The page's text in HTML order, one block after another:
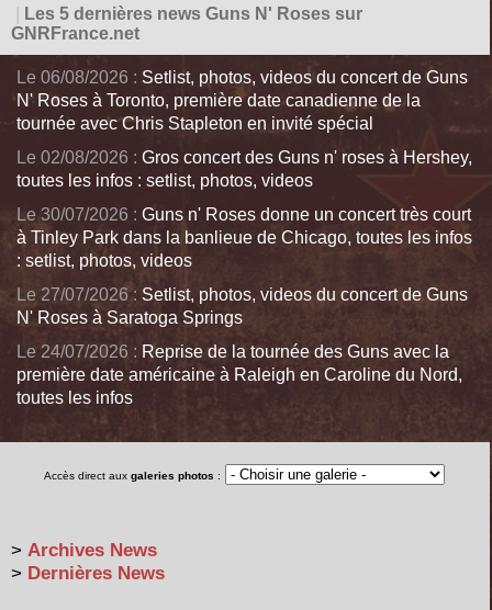
Les 5 dernières news Guns N' Roses sur
GNRFrance.net
Le 06/08/2026 : Setlist, photos, videos du concert de Guns
N' Roses à Toronto, première date canadienne de la
tournée avec Chris Stapleton en invité spécial
Le 02/08/2026 : Gros concert des Guns n' roses à Hershey,
toutes les infos : setlist, photos, videos
Le 30/07/2026 : Guns n' Roses donne un concert très court
à Tinley Park dans la banlieue de Chicago, toutes les infos
: setlist, photos, videos
Le 27/07/2026 : Setlist, photos, videos du concert de Guns
N' Roses à Saratoga Springs
Le 24/07/2026 : Reprise de la tournée des Guns avec la
première date américaine à Raleigh en Caroline du Nord,
toutes les infos
Accès direct auxgaleries photos :
> Archives News
> Dernières News